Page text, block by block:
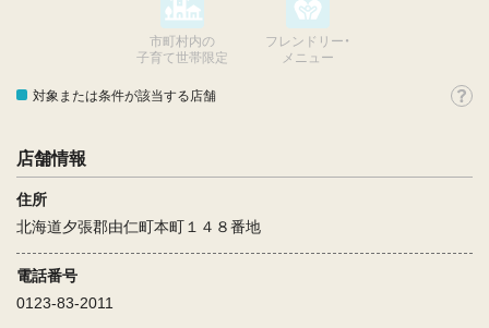
市町村内の
子育て世帯限定
フレンドリー・
メニュー
対象または条件が該当する店舗
店舗情報
住所
北海道夕張郡由仁町本町１４８番地
電話番号
0123-83-2011